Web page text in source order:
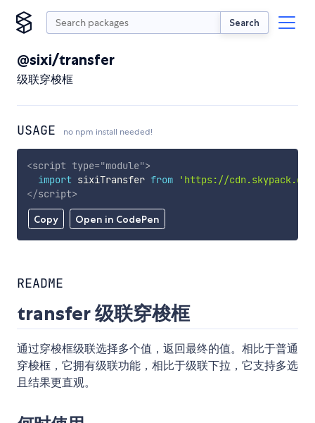
Search
@sixi/transfer
级联穿梭框
USAGE no npm install needed!
Copy Open in CodePen
<script type="module">
import sixiTransfer from
'https://
</script>
README
transfer 级联穿梭框
通过穿梭框级联选择多个值，返回最终的值。相比于普通
穿梭框，它拥有级联功能，相比于级联下拉，它支持多选
且结果更直观。